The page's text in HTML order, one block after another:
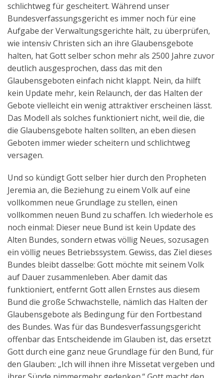
schlichtweg für gescheitert. Während unser
Bundesverfassungsgericht es immer noch für eine
Aufgabe der Verwaltungsgerichte hält, zu überprüfen,
wie intensiv Christen sich an ihre Glaubensgebote
halten, hat Gott selber schon mehr als 2500 Jahre zuvor
deutlich ausgesprochen, dass das mit den
Glaubensgeboten einfach nicht klappt. Nein, da hilft
kein Update mehr, kein Relaunch, der das Halten der
Gebote vielleicht ein wenig attraktiver erscheinen lässt.
Das Modell als solches funktioniert nicht, weil die, die
die Glaubensgebote halten sollten, an eben diesen
Geboten immer wieder scheitern und schlichtweg
versagen.
Und so kündigt Gott selber hier durch den Propheten
Jeremia an, die Beziehung zu einem Volk auf eine
vollkommen neue Grundlage zu stellen, einen
vollkommen neuen Bund zu schaffen. Ich wiederhole es
noch einmal: Dieser neue Bund ist kein Update des
Alten Bundes, sondern etwas völlig Neues, sozusagen
ein völlig neues Betriebssystem. Gewiss, das Ziel dieses
Bundes bleibt dasselbe: Gott möchte mit seinem Volk
auf Dauer zusammenleben. Aber damit das
funktioniert, entfernt Gott allen Ernstes aus diesem
Bund die große Schwachstelle, nämlich das Halten der
Glaubensgebote als Bedingung für den Fortbestand
des Bundes. Was für das Bundesverfassungsgericht
offenbar das Entscheidende im Glauben ist, das ersetzt
Gott durch eine ganz neue Grundlage für den Bund, für
den Glauben: „Ich will ihnen ihre Missetat vergeben und